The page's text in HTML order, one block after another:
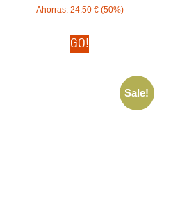
Ahorras: 24.50 € (50%)
GO!
Sale!